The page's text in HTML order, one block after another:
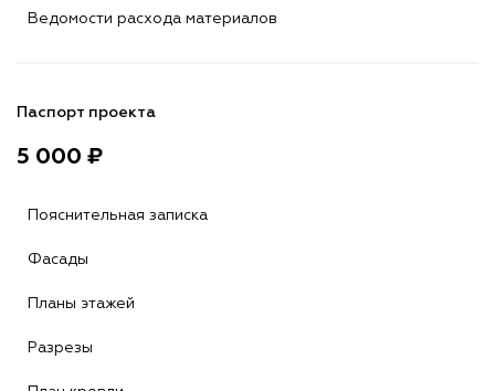
Ведомости расхода материалов
Паспорт проекта
5 000 ₽
Пояснительная записка
Фасады
Планы этажей
Разрезы